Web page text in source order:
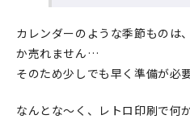
カレンダーのような季節ものは
か売れません…
そのため少しでも早く準備が必
なんとな～く、レトロ印刷で何